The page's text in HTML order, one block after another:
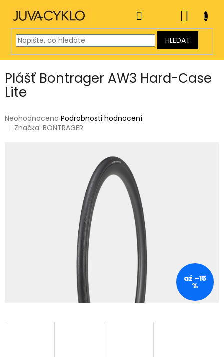
obsah
HLEDAT
KOŠÍK
Plášť Bontrager AW3 Hard-Case
Lite
Průměrné
hodnocení
Neohodnoceno Podrobnosti hodnocení
Značka:BONTRAGER
až –15
%